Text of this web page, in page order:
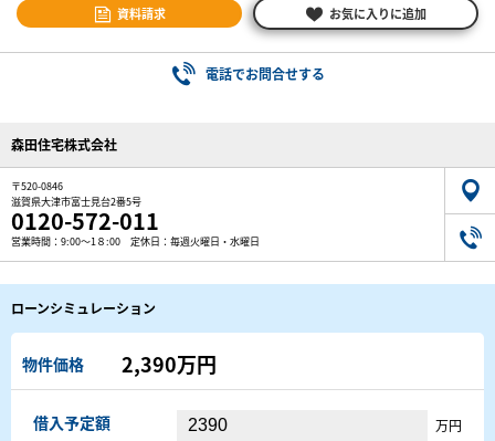
資料請求 お気に入りに追加
電話でお問合せする
森田住宅株式会社
〒520-0846
滋賀県大津市富士見台2番5号
0120-572-011
営業時間：9:00～1８:00 定休日：毎週火曜日・水曜日
ローンシミュレーション
物件価格 2,390万円
借入予定額 万円